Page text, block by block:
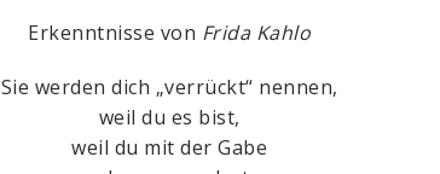
Erkenntnisse von Frida Kahlo
Sie werden dich „verrückt“ nennen,
weil du es bist,
weil du mit der Gabe